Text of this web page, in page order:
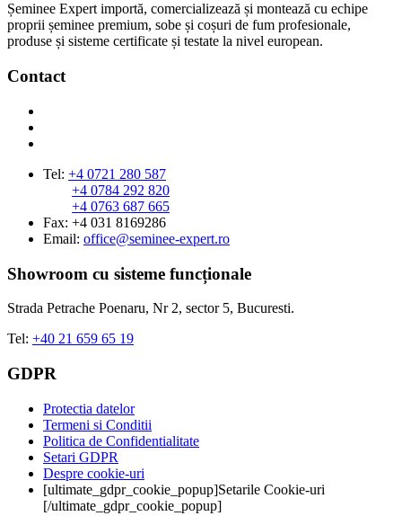
Șeminee Expert importă, comercializează și montează cu echipe
proprii șeminee premium, sobe și coșuri de fum profesionale,
produse și sisteme certificate și testate la nivel european.
Contact
Tel: +4 0721 280 587
+4 0784 292 820
+4 0763 687 665
Fax: +4 031 8169286
Email: office@seminee-expert.ro
Showroom cu sisteme funcționale
Strada Petrache Poenaru, Nr 2, sector 5, Bucuresti.
Tel: +40 21 659 65 19
GDPR
Protectia datelor
Termeni si Conditii
Politica de Confidentialitate
Setari GDPR
Despre cookie-uri
[ultimate_gdpr_cookie_popup]Setarile Cookie-uri
[/ultimate_gdpr_cookie_popup]